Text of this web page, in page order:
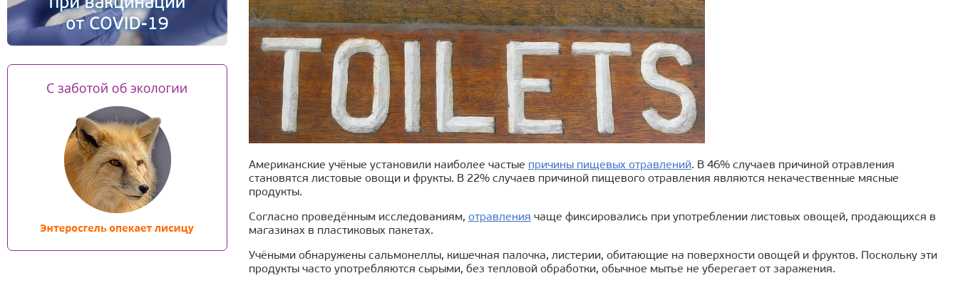
Американские учёные установили наиболее частые причины пищевых отравлений. В 46% случаев причиной отравления
становятся листовые овощи и фрукты. В 22% случаев причиной пищевого отравления являются некачественные мясные
продукты.
Согласно проведённым исследованиям, отравления чаще фиксировались при употреблении листовых овощей, продающихся в
магазинах в пластиковых пакетах.
Учёными обнаружены сальмонеллы, кишечная палочка, листерии, обитающие на поверхности овощей и фруктов. Поскольку эти
продукты часто употребляются сырыми, без тепловой обработки, обычное мытье не уберегает от заражения.